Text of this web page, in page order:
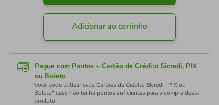
Adicionar ao carrinho
Pague com Pontos + Cartão de Crédito Sicredi, PIX
ou Boleto
Você pode utilizar seus Cartões de Crédito Sicredi , PIX ou
Boleto* caso não tenha pontos suficientes para a compra deste
produto.